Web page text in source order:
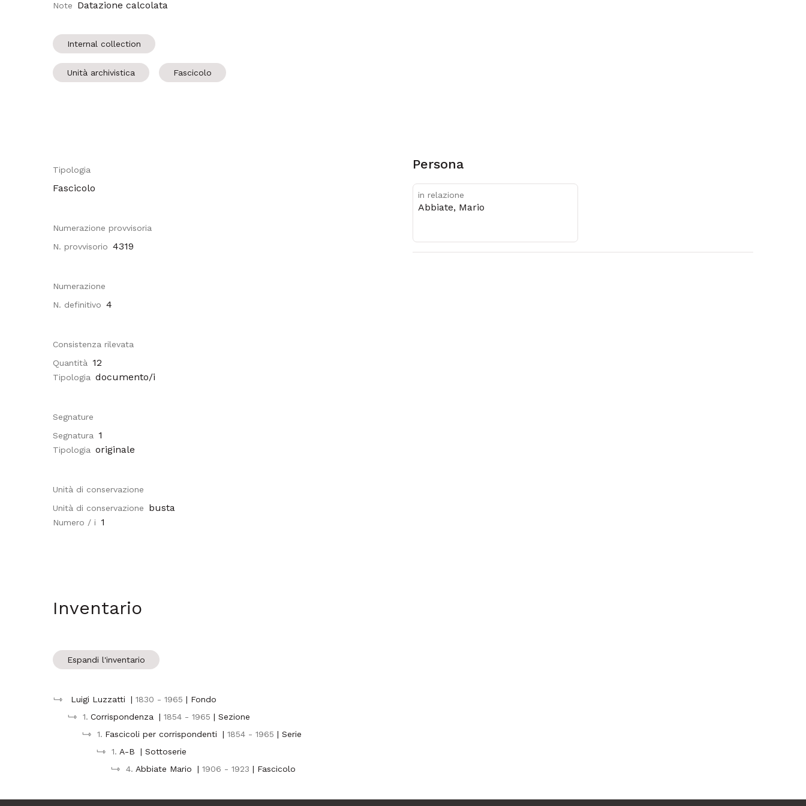
Note Datazione calcolata
Internal collection
Unità archivistica Fascicolo
Tipologia
Fascicolo
Numerazione provvisoria
N. provvisorio 4319
Numerazione
N. definitivo 4
Consistenza rilevata
Quantità
12
Tipologia documento/i
Segnature
Segnatura
1
Tipologia originale
Unità di conservazione
Unità di conservazione
busta
Numero / i 1
Persona
in relazione
Abbiate, Mario
Inventario
Espandi l'inventario
Luigi Luzzatti | 1830 - 1965 | Fondo
1. Corrispondenza | 1854 - 1965 | Sezione
1. Fascicoli per corrispondenti | 1854 - 1965 | Serie
1. A-B
| Sottoserie
4. Abbiate Mario | 1906 - 1923 | Fascicolo